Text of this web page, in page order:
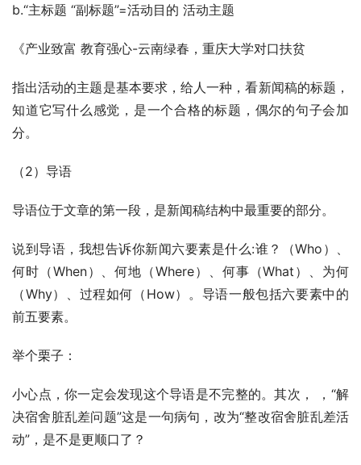
b.“主标题 “副标题”=活动目的 活动主题
《产业致富 教育强心-云南绿春，重庆大学对口扶贫
指出活动的主题是基本要求，给人一种，看新闻稿的标题，
知道它写什么感觉，是一个合格的标题，偶尔的句子会加
分。
（2）导语
导语位于文章的第一段，是新闻稿结构中最重要的部分。
说到导语，我想告诉你新闻六要素是什么:谁？（Who）、
何时（When）、何地（Where）、何事（What）、为何
（Why）、过程如何（How）。导语一般包括六要素中的
前五要素。
举个栗子：
小心点，你一定会发现这个导语是不完整的。其次， ，“解
决宿舍脏乱差问题”这是一句病句，改为“整改宿舍脏乱差活
动”，是不是更顺口了？